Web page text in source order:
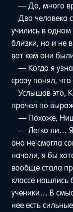
— Да, много
Два человека
учились в
близки, но и не
вот кем они
— Когда я
сразу понял,
Услышав это,
прочел по
— Похоже,
— Легко ли… Я
она не смогла
начали, я бы
вообще стала
классе нашлись
ученики… В
нее есть